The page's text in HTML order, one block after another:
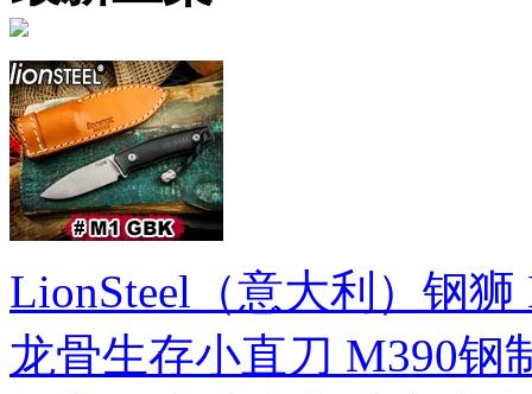
LionSteel（意大利）钢
龙骨生存小直刀 M390钢